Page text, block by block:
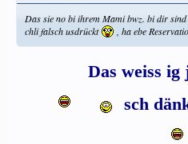
Das sie no bi ihrem Mami bwz. bi dir
chli falsch usdrückt
, ha ebe
Das weiss ig
sch